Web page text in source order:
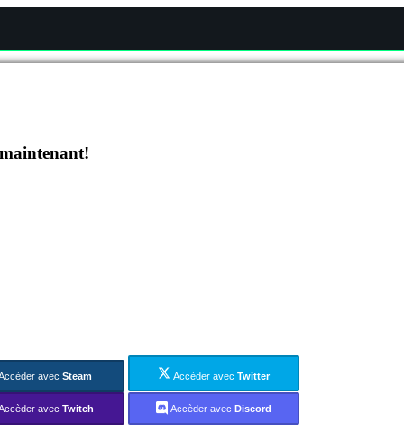
avec Steam Accèder avecTwitter
avec Twitch Accèder avec Discord